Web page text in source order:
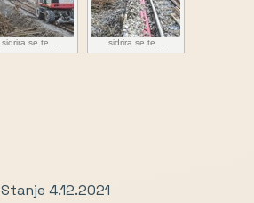
sidrira se te... sidrira se te...
Stanje 4.12.2021